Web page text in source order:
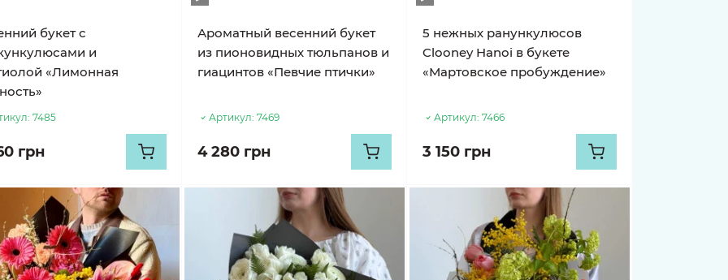
букет с
и
«Лимонная
7485
грн
Ароматный весенний букет
из пионовидных тюльпанов и
гиацинтов «Певчие птички»
Артикул: 7469
4 280 грн
5 нежных ранункулюсов
Clooney Hanoi в букете
«Мартовское пробуждение»
Артикул: 7466
3 150 грн